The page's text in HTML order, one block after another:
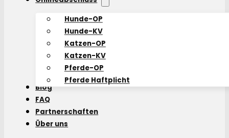
Hunde-OP
Hunde-KV
Katzen-OP
Katzen-KV
Pferde-OP
Pferde Haftplicht
Blog
FAQ
Partnerschaften
Über uns